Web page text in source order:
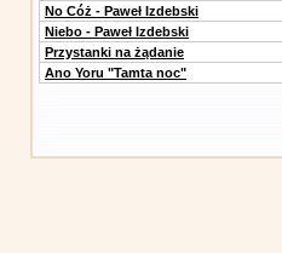
No Cóż - Paweł Izdebski
Niebo - Paweł Izdebski
Przystanki na żądanie
Ano Yoru "Tamta noc"